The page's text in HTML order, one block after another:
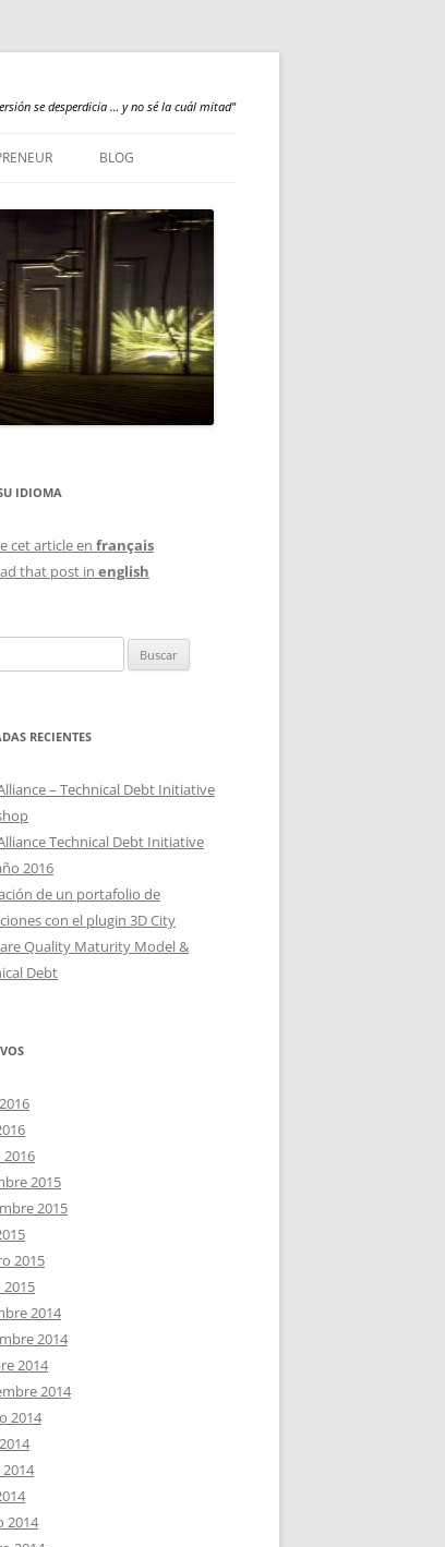
se desperdicia … y no sé la cuál mitad"
BLOG
IDIOMA
cet article en français
that post in english
RECIENTES
– Technical Debt Initiative
Technical Debt Initiative
2016
de un portafolio de
con el plugin 3D City
Quality Maturity Model &
Debt
2015
2015
2015
2014
2014
2014
2014
2014
2014